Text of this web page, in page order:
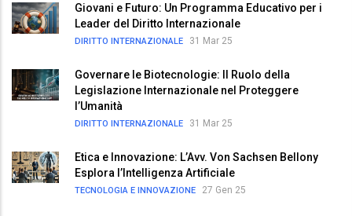
Giovani e Futuro: Un Programma Educativo per i
Leader del Diritto Internazionale
DIRITTO INTERNAZIONALE 31 Mar 25
Governare le Biotecnologie: Il Ruolo della
Legislazione Internazionale nel Proteggere
l’Umanità
DIRITTO INTERNAZIONALE 31 Mar 25
Etica e Innovazione: L’Avv. Von Sachsen Bellony
Esplora l’Intelligenza Artificiale
TECNOLOGIA E INNOVAZIONE 27 Gen 25